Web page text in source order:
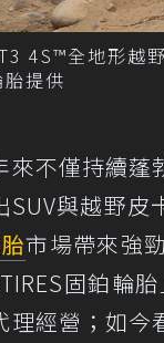
4S™全地形越
提供
來不僅持續蓬
與越野皮
市場帶來強
固鉑輪
經營；如